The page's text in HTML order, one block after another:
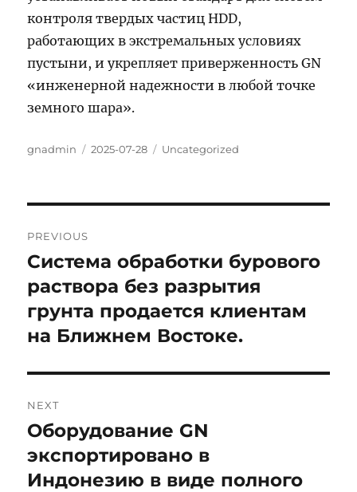
контроля твердых частиц HDD,
работающих в экстремальных условиях
пустыни, и укрепляет приверженность GN
«инженерной надежности в любой точке
земного шара».
Author
gnadmin
Posted
2025-07-28 Categories
Uncategorized
navigation
PREVIOUS
Previous
post:
Система обработки бурового
раствора без разрытия
грунта продается клиентам
на Ближнем Востоке.
NEXT
Next
post:
Оборудование GN
экспортировано в
Индонезию в виде полного